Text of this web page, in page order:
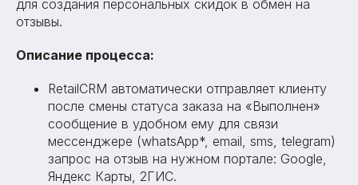
для создания персональных скидок в обмен на
отзывы.
Описание процесса:
RetailCRM автоматически отправляет клиенту
после смены статуса заказа на «Выполнен»
сообщение в удобном ему для связи
мессенджере (whatsApp*, email, sms, telegram)
запрос на отзыв на нужном портале: Google,
Яндекс Карты, 2ГИС.